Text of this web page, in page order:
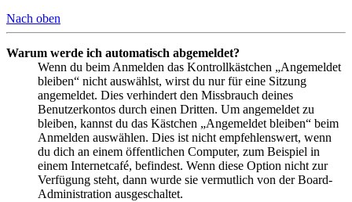
Nach oben
Warum werde ich automatisch abgemeldet?
Wenn du beim Anmelden das Kontrollkästchen „Angemeldet
bleiben“ nicht auswählst, wirst du nur für eine Sitzung
angemeldet. Dies verhindert den Missbrauch deines
Benutzerkontos durch einen Dritten. Um angemeldet zu
bleiben, kannst du das Kästchen „Angemeldet bleiben“ beim
Anmelden auswählen. Dies ist nicht empfehlenswert, wenn
du dich an einem öffentlichen Computer, zum Beispiel in
einem Internetcafé, befindest. Wenn diese Option nicht zur
Verfügung steht, dann wurde sie vermutlich von der Board-
Administration ausgeschaltet.